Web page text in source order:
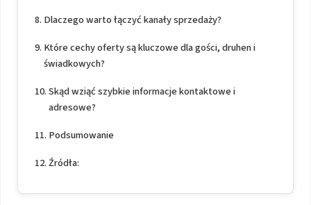
Dlaczego warto łączyć kanały sprzedaży?
Które cechy oferty są kluczowe dla gości, druhen i
świadkowych?
Skąd wziąć szybkie informacje kontaktowe i
adresowe?
Podsumowanie
Źródła: